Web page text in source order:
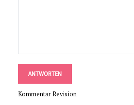
ANTWORTEN
Kommentar Revision